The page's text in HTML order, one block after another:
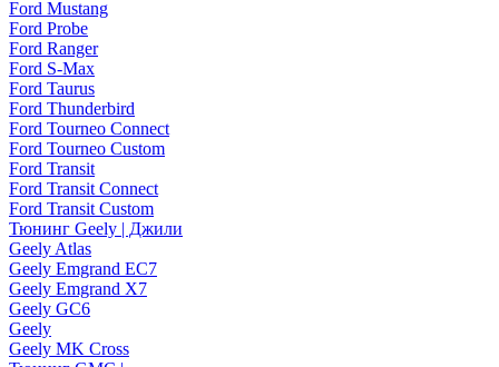
Ford Mustang
Ford Probe
Ford Ranger
Ford S-Max
Ford Taurus
Ford Thunderbird
Ford Tourneo Connect
Ford Tourneo Custom
Ford Transit
Ford Transit Connect
Ford Transit Custom
Тюнинг Geely | Джили
Geely Atlas
Geely Emgrand EC7
Geely Emgrand X7
Geely GC6
Geely
Geely MK Cross